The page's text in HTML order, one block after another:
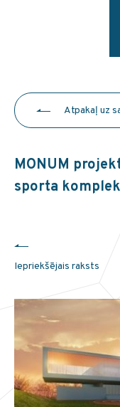
Atpakaļ uz
MONUM
sporta
Iepriekšējais raksts